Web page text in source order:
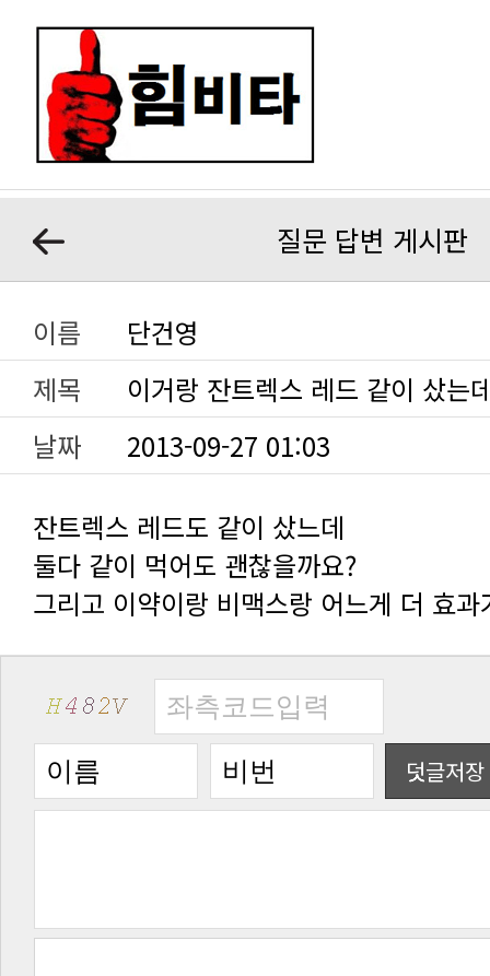
질문 답변 게시판
이름
단건영
제목
이거랑 잔트렉스 레드 같이 샀는
날짜
2013-09-27 01:03
잔트렉스 레드도 같이 샀느데
둘다 같이 먹어도 괜찮을까요?
그리고 이약이랑 비맥스랑 어느게 더 효과
덧글저장